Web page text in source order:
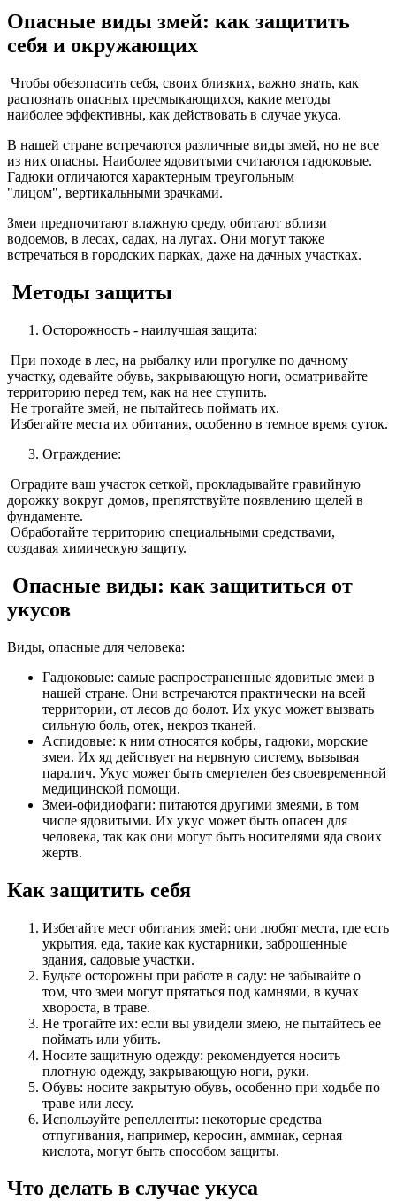
Опасные виды змей: как защитить
себя и окружающих
Чтобы обезопасить себя, своих близких, важно знать, как
распознать опасных пресмыкающихся, какие методы
наиболее эффективны, как действовать в случае укуса.
В нашей стране встречаются различные виды змей, но не все
из них опасны. Наиболее ядовитыми считаются гадюковые.
Гадюки отличаются характерным треугольным
"лицом", вертикальными зрачками.
Змеи предпочитают влажную среду, обитают вблизи
водоемов, в лесах, садах, на лугах. Они могут также
встречаться в городских парках, даже на дачных участках.
Методы защиты
Осторожность - наилучшая защита:
При походе в лес, на рыбалку или прогулке по дачному
участку, одевайте обувь, закрывающую ноги, осматривайте
территорию перед тем, как на нее ступить.
Не трогайте змей, не пытайтесь поймать их.
Избегайте места их обитания, особенно в темное время суток.
Ограждение:
Оградите ваш участок сеткой, прокладывайте гравийную
дорожку вокруг домов, препятствуйте появлению щелей в
фундаменте.
Обработайте территорию специальными средствами,
создавая химическую защиту.
Опасные виды: как защититься от
укусов
Виды, опасные для человека:
Гадюковые: самые распространенные ядовитые змеи в
нашей стране. Они встречаются практически на всей
территории, от лесов до болот. Их укус может вызвать
сильную боль, отек, некроз тканей.
Аспидовые: к ним относятся кобры, гадюки, морские
змеи. Их яд действует на нервную систему, вызывая
паралич. Укус может быть смертелен без своевременной
медицинской помощи.
Змеи-офидиофаги: питаются другими змеями, в том
числе ядовитыми. Их укус может быть опасен для
человека, так как они могут быть носителями яда своих
жертв.
Как защитить себя
Избегайте мест обитания змей: они любят места, где есть
укрытия, еда, такие как кустарники, заброшенные
здания, садовые участки.
Будьте осторожны при работе в саду: не забывайте о
том, что змеи могут прятаться под камнями, в кучах
хвороста, в траве.
Не трогайте их: если вы увидели змею, не пытайтесь ее
поймать или убить.
Носите защитную одежду: рекомендуется носить
плотную одежду, закрывающую ноги, руки.
Обувь: носите закрытую обувь, особенно при ходьбе по
траве или лесу.
Используйте репелленты: некоторые средства
отпугивания, например, керосин, аммиак, серная
кислота, могут быть способом защиты.
Что делать в случае укуса